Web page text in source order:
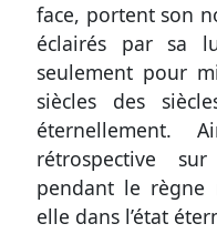
face, portent son
éclairés par sa
seulement pour
siècles des
éternellement.
rétrospective
pendant le règne
elle dans l’état